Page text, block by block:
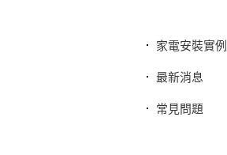
家電安裝實例
最新消息
常見問題